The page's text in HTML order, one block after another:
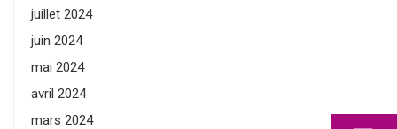
juillet 2024
juin 2024
mai 2024
avril 2024
mars 2024